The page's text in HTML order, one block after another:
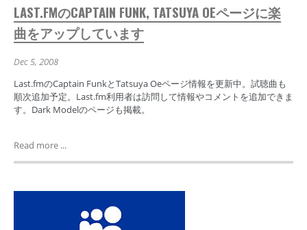
LAST.FMのCAPTAIN FUNK, TATSUYA OEページに楽
曲をアップしています
Dec 5, 2008
Last.fmのCaptain FunkとTatsuya Oeページ情報を更新中。試聴曲も
順次追加予定。Last.fm利用者は訪問して情報やコメントを追加できま
す。Dark Modelのページも掲載。
Read more ...